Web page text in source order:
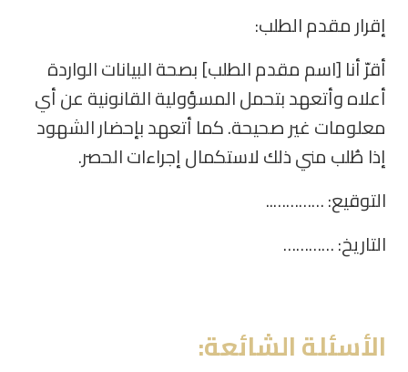
إقرار مقدم الطلب:
أقرّ أنا [اسم مقدم الطلب] بصحة البيانات الواردة
أعلاه وأتعهد بتحمل المسؤولية القانونية عن أي
معلومات غير صحيحة. كما أتعهد بإحضار الشهود
إذا طُلب مني ذلك لاستكمال إجراءات الحصر.
التوقيع: …………..
التاريخ: …………
الأسئلة الشائعة: